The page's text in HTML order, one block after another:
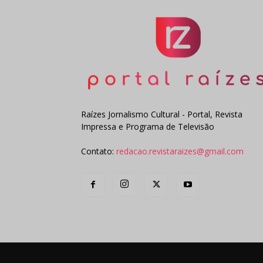
Raízes Jornalismo Cultural - Portal, Revista
Impressa e Programa de Televisão
Contato: redacao.revistaraizes@gmail.com